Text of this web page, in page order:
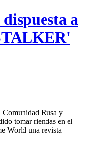
a
Comunidad Rusa y
tomar riendas en el
World una revista